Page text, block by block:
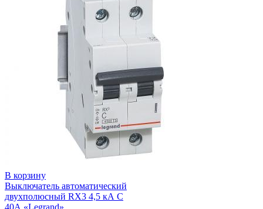
В корзину
Выключатель автоматический
двухполюсный RX3 4,5 кА С